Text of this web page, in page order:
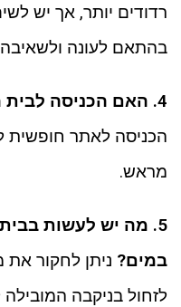
רדודים יותר, אך יש
בהתאם לעונה
4. האם הכניסה לבית הקשתות היא בחינם?
הכניסה לאתר חופשית
מראש.
5. מה יש לעשות
במים? ניתן לחקור